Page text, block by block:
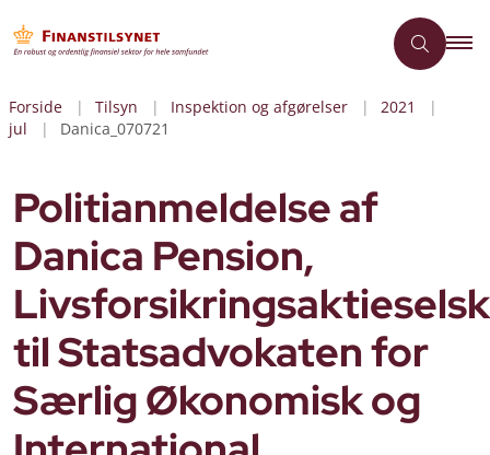
Forside Tilsyn Inspektion og afgørelser
2021
jul
Danica_070721
Politianmeldelse af
Danica Pension,
til Statsadvokaten for
Særlig Økonomisk og